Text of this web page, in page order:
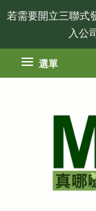
若需要開立三聯式
入公
選單